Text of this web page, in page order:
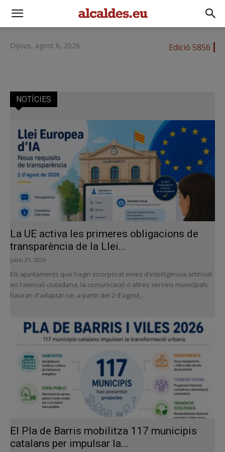
Dijous, agost 6, 2026 Edició 5856
NOTÍCIES
La UE activa les primeres obligacions de
transparència de la Llei...
juliol 31, 2026
Els ajuntaments que hagin incorporat eines d'intel·ligència artificial
en l'atenció ciutadana, la comunicació o altres serveis municipals
hauran d'adaptar-se, a partir del 2 d'agost,...
El Pla de Barris mobilitza 117 municipis
catalans per impulsar la...